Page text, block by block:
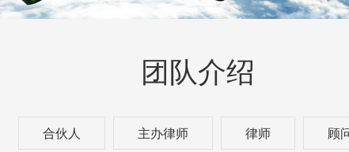
团队介绍
合伙人 主办律师 律师 顾